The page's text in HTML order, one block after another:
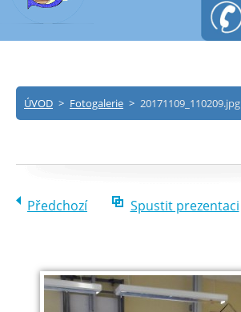
ÚVOD > Fotogalerie > 20171109_110209.jpg
Předchozí Spustit prezentaci